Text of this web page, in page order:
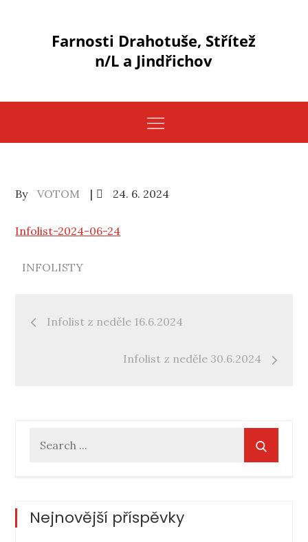
Farnosti Drahotuše, Střítež
n/L a Jindřichov
By VOTOM
Posted
24. 6. 2024
Infolist-2024-06-24
INFOLISTY
Navigace
Infolist z neděle 16.6.2024
Infolist z neděle 30.6.2024
Nejnovější příspěvky